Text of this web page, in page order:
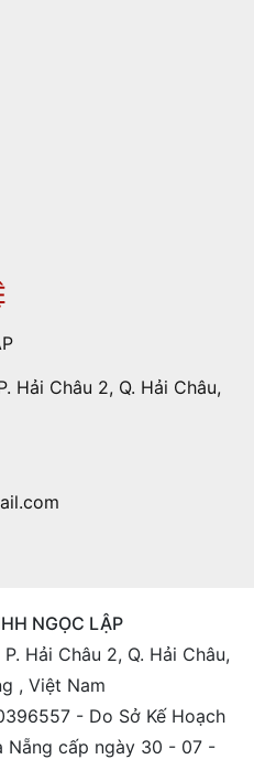
Hải Châu 2, Q. Hải Châu,
NGỌC LẬP
Hải Châu 2, Q. Hải Châu,
, Việt Nam
- Do Sở Kế Hoạch
Nẵng cấp ngày 30 - 07 -